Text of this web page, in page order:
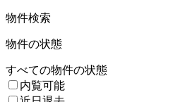
物件検索
物件の状態
すべての物件の状態
内覧可能